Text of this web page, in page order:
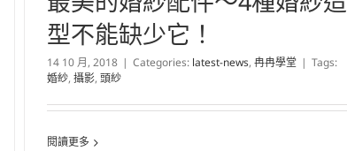
型不能缺少它！
14 10 月, 2018 | Categories: latest-news, 冉冉學堂 | Tags:
婚紗, 攝影, 頭紗
閱讀更多